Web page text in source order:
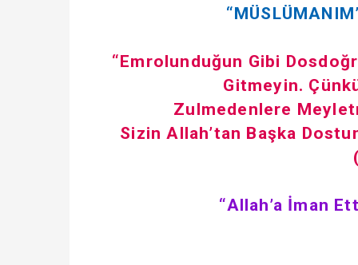
“Emrolunduğun Gibi
Gitmeyin.
Zulmedenlere
Sizin Allah’tan Başka
“Allah’a İman